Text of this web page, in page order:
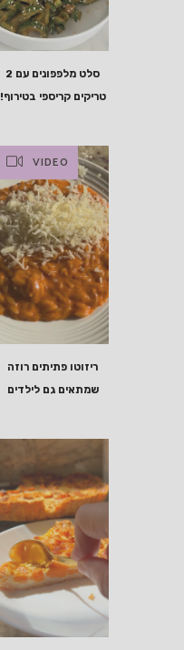
סלט מלפפונים עם 2
טריקים קריספי בטירוף!
VIDEO
ריזוטו פתיתים רוזה
שמתאים גם לילדים